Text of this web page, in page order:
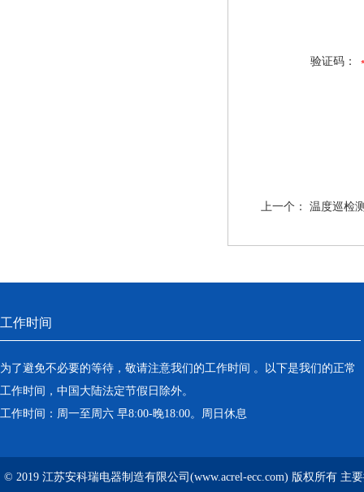
验证码：
上一个： 温度巡检
工作时间
为了避免不必要的等待，敬请注意我们的工作时间 。以下是我们的正常
工作时间，中国大陆法定节假日除外。
工作时间：周一至周六 早8:00-晚18:00。周日休息
© 2019 江苏安科瑞电器制造有限公司(www.acrel-ecc.com) 版权所有 主